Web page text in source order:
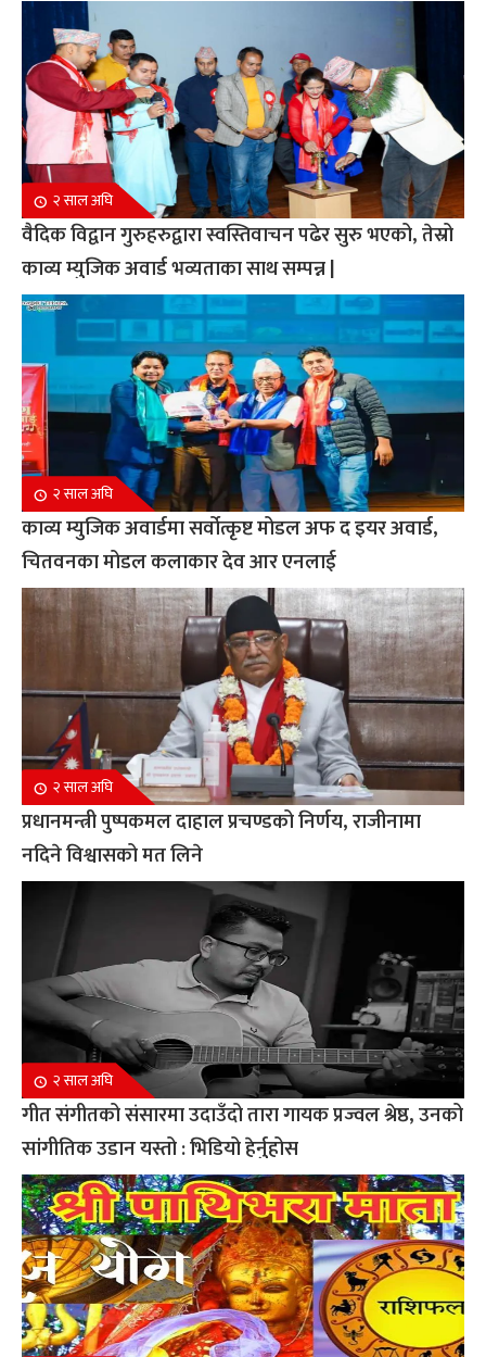
२ साल अघि
वैदिक विद्वान गुरुहरुद्वारा स्वस्तिवाचन पढेर सुरु भएको, तेस्रो
काव्य म्युजिक अवार्ड भव्यताका साथ सम्पन्न |
२ साल अघि
काव्य म्युजिक अवार्डमा सर्वोत्कृष्ट मोडल अफ द इयर अवार्ड,
चितवनका मोडल कलाकार देव आर एनलाई
२ साल अघि
प्रधानमन्त्री पुष्पकमल दाहाल प्रचण्डको निर्णय, राजीनामा
नदिने विश्वासको मत लिने
२ साल अघि
गीत संगीतको संसारमा उदाउँदो तारा गायक प्रज्वल श्रेष्ठ, उनको
सांगीतिक उडान यस्तो : भिडियो हेर्नुहोस